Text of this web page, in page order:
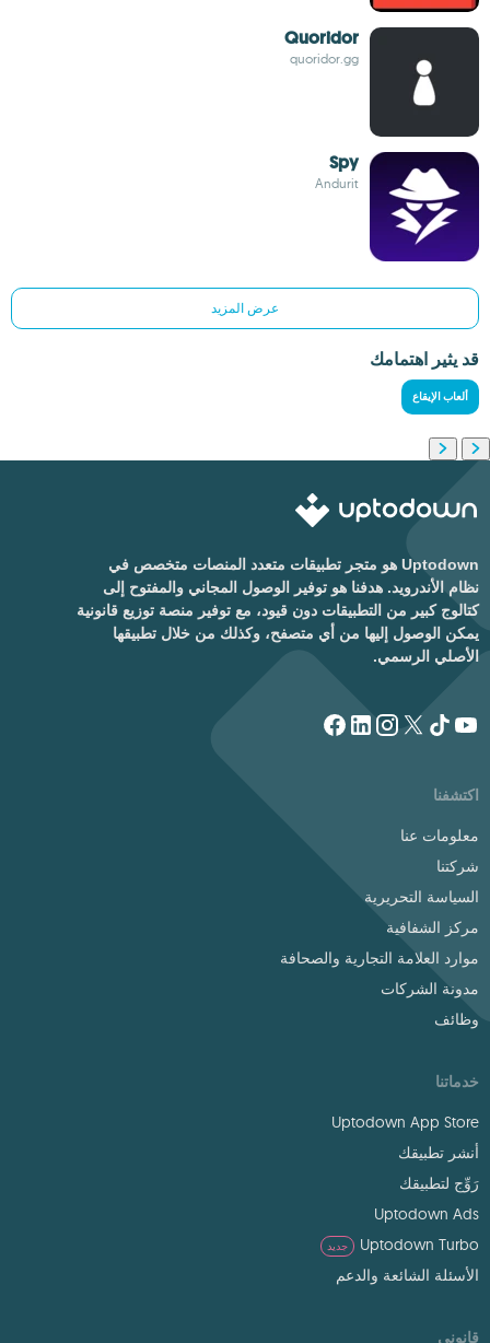
Quoridor
quoridor.gg
Spy
Andurit
عرض المزيد
قد يثير اهتمامك
ألعاب الإيقاع
Uptodown هو متجر تطبيقات متعدد المنصات متخصص في
نظام الأندرويد. هدفنا هو توفير الوصول المجاني والمفتوح إلى
كتالوج كبير من التطبيقات دون قيود، مع توفير منصة توزيع قانونية
يمكن الوصول إليها من أي متصفح، وكذلك من خلال تطبيقها
الأصلي الرسمي.
اكتشفنا
معلومات عنا
شركتنا
السياسة التحريرية
مركز الشفافية
موارد العلامة التجارية والصحافة
مدونة الشركات
وظائف
خدماتنا
Uptodown App Store
أنشر تطبيقك
رَوِّج لتطبيقك
Uptodown Ads
Uptodown Turbo
جديد
الأسئلة الشائعة والدعم
قانوني